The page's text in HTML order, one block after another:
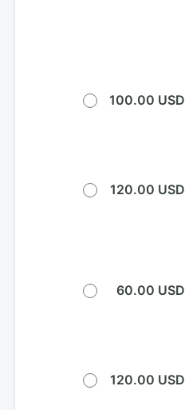
100.00 USD
120.00 USD
60.00 USD
120.00 USD